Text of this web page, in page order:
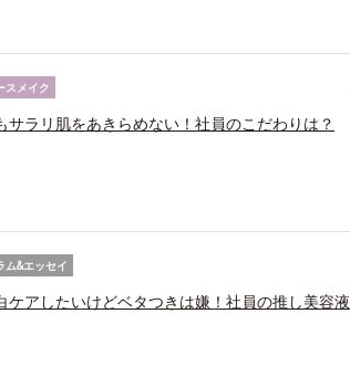
スメイク
サラリ肌をあきらめない！社員のこだわりは？
ム&エッセイ
ケアしたいけどベタつきは嫌！社員の推し美容液